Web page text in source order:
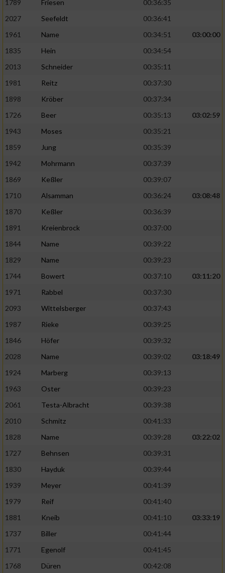
1789 Friesen
00:36:35
2027
Seefeldt
00:36:41
1961
Name 00:34:51
03:00:00
1835
Hein
00:34:54
2013
Schneider
00:35:11
1981
Reitz
00:37:30
1898
Kröber
00:37:34
1726
Beer 00:35:13
03:02:59
1943
Moses
00:35:21
1859
Jung
00:35:39
1942
Mohrmann
00:37:39
1869
Keßler
00:39:07
1710
Alsamman 00:36:24
03:08:48
1870
Keßler
00:36:39
1891
Kreienbrock
00:37:00
1844
Name
00:39:22
1829
Name
00:39:23
1744
Bowert 00:37:10
03:11:20
1971
Rabbel
00:37:30
2093
Wittelsberger
00:37:43
1987
Rieke
00:39:25
1846
Höfer
00:39:32
2028
Name 00:39:02
03:18:49
1924
Marberg
00:39:13
1963
Oster
00:39:23
2061
Testa-Albracht
00:39:38
2010
Schmitz
00:41:33
1828
Name 00:39:28
03:22:02
1727
Behnsen
00:39:31
1830
Hayduk
00:39:44
1939
Meyer
00:41:39
1979
Reif
00:41:40
1881
Kneib 00:41:10
03:33:19
1737
Biller
00:41:44
1771
Egenolf
00:41:45
1768
Düren
00:42:08